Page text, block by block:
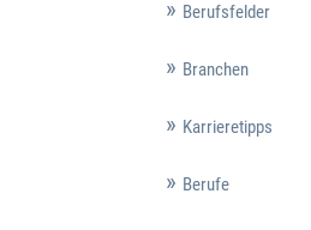
Berufsfelder
Branchen
Karrieretipps
Berufe